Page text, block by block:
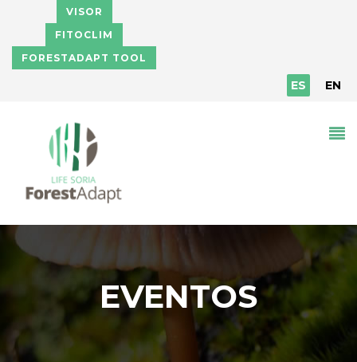
Pasar al contenido principal
VISOR
FITOCLIM
FORESTADAPT TOOL
ES EN
EVENTOS